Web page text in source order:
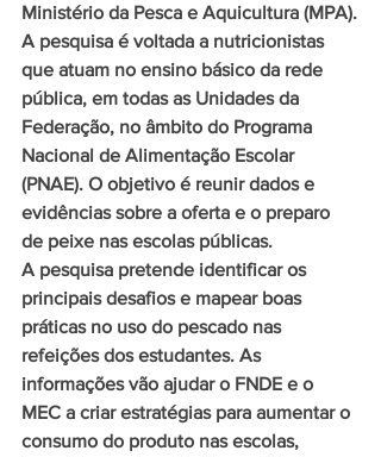
Ministério da Pesca e Aquicultura (MPA).
A pesquisa é voltada a nutricionistas
que atuam no ensino básico da rede
pública, em todas as Unidades da
Federação, no âmbito do Programa
Nacional de Alimentação Escolar
(PNAE). O objetivo é reunir dados e
evidências sobre a oferta e o preparo
de peixe nas escolas públicas.
A pesquisa pretende identificar os
principais desafios e mapear boas
práticas no uso do pescado nas
refeições dos estudantes. As
informações vão ajudar o FNDE e o
MEC a criar estratégias para aumentar o
consumo do produto nas escolas,